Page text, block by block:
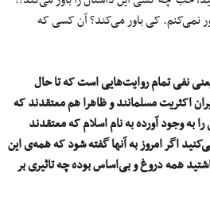
نمی‌کنم. کی باور می‌کند؟ آن کسی که
نفی تمام روایت‌هایی است که تا حال
اکثریت مسلمانند و ظاهرا هم معتقدند که
به وجود آورده به نام اسلام که معتقدند
اگر امروز به آنها گفته شود که همه‌ی این
همه دروغ و بی‌اساس بوده چه تاثیری بر